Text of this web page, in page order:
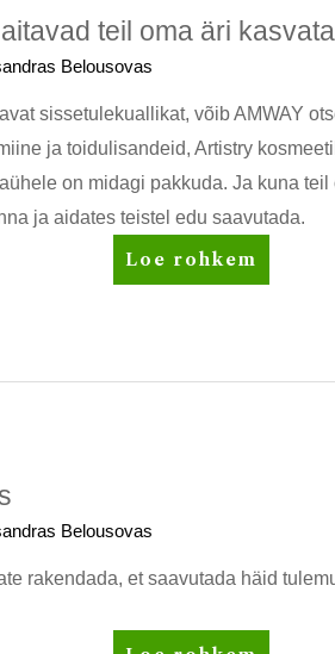
teil oma äri
Belousovas
sissetulekuallikat, võib AMWAY
ja toidulisandeid, Artistry
on midagi pakkuda. Ja kuna
ja aidates teistel edu saavutada.
AMWAY
ettevõtte
aitavad
Loe rohkem
Belousovas
rakendada, et saavutada häid